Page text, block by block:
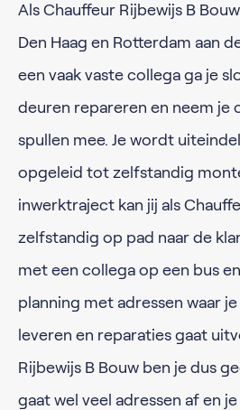
Als Chauffeur Rijbewijs B
Den Haag en Rotterdam aan
een vaak vaste collega ga je
deuren repareren en neem je
spullen mee. Je wordt
opgeleid tot zelfstandig
inwerktraject kan jij als
zelfstandig op pad naar de
met een collega op een bus
planning met adressen waar
leveren en reparaties gaat
Rijbewijs B Bouw ben je dus
gaat wel veel adressen af en